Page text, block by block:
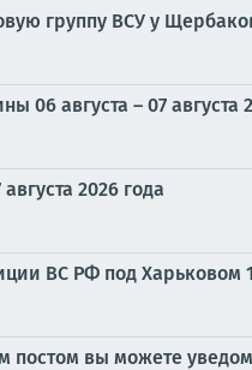
группу ВСУ у
06 августа – 07 августа
2026 года
ВС РФ под
постом вы можете